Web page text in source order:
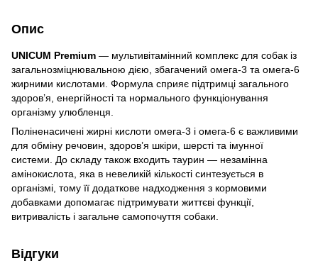
Опис
UNICUM Premium — мультивітамінний комплекс для собак із
загальнозміцнювальною дією, збагачений омега-3 та омега-6
жирними кислотами. Формула сприяє підтримці загального
здоров’я, енергійності та нормального функціонування
організму улюбленця.
Поліненасичені жирні кислоти омега-3 і омега-6 є важливими
для обміну речовин, здоров’я шкіри, шерсті та імунної
системи. До складу також входить таурин — незамінна
амінокислота, яка в невеликій кількості синтезується в
організмі, тому її додаткове надходження з кормовими
добавками допомагає підтримувати життєві функції,
витривалість і загальне самопочуття собаки.
Відгуки